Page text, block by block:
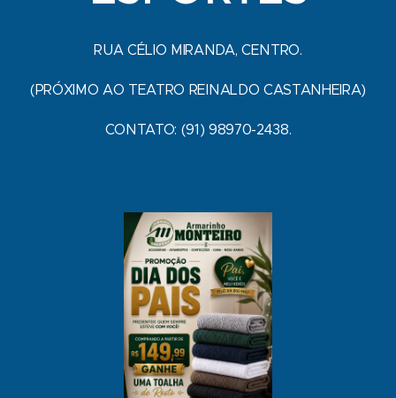
RUA CÉLIO MIRANDA, CENTRO.
(PRÓXIMO AO TEATRO REINALDO CASTANHEIRA)
CONTATO: (91) 98970-2438.